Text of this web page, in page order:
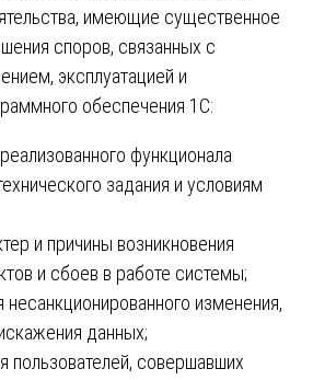
имеющие существенное
споров, связанных с
эксплуатацией и
обеспечения 1С:
функционала
задания и условиям
и причины возникновения
и сбоев в работе системы;
изменения,
данных;
пользователей, совершавших